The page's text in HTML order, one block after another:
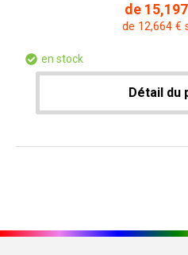
de
de 12,664 €
en stock
Détail du